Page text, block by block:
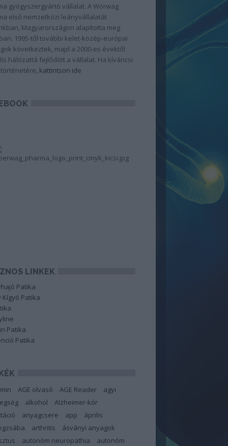
gyógyszergyártó vállalat. A Wörwag
első nemzetközi leányvállalatát
Magyarországon alapította meg
1995-től további kelet-közép-európai
következtek, majd a 2000-es évektől
hálózattá fejlődött a vállalat. Ha kíváncsi
történetére, kattintson ide
LINKEK
Patika
Kígyó Patika
Patika
Patika
AGE olvasó AGE Reader
agyi
alkohol
Alzheimer-kór
anyagcsere app
április
arthritis
ásványi anyagok
autonóm neuropathia
autonóm